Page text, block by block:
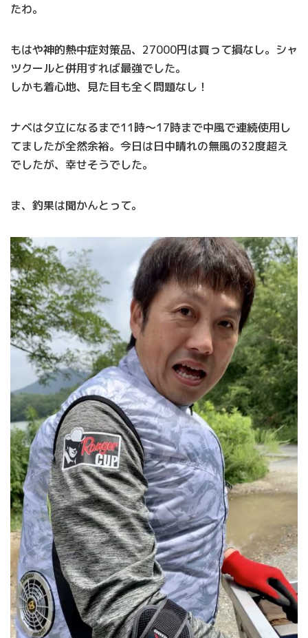
たわ。
もはや神的熱中症対策品、27000円は買って損なし。シャ
ツクールと併用すれば最強でした。
しかも着心地、見た目も全く問題なし！
ナベは夕立になるまで11時〜17時まで中風で連続使用し
てましたが全然余裕。今日は日中晴れの無風の32度超え
でしたが、幸せそうでした。
ま、釣果は聞かんとって。